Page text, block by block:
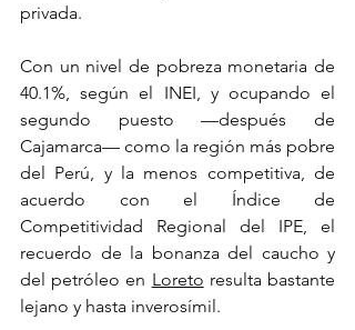
privada.
Con un nivel de pobreza monetaria de
40.1%, según el INEI, y ocupando el
segundo puesto —después de
Cajamarca— como la región más pobre
del Perú, y la menos competitiva, de
acuerdo con el Índice de
Competitividad Regional del IPE, el
recuerdo de la bonanza del caucho y
del petróleo en Loreto resulta bastante
lejano y hasta inverosímil.